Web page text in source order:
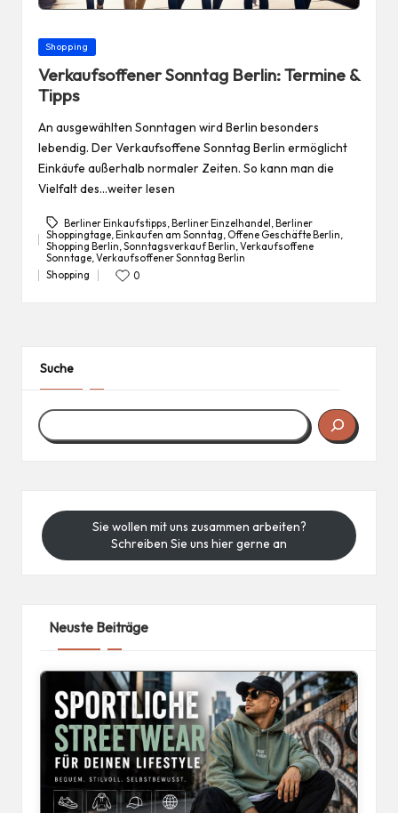
Posted
Shopping
Verkaufsoffener Sonntag Berlin: Termine &
Tipps
An ausgewählten Sonntagen wird Berlin besonders
lebendig. Der Verkaufsoffene Sonntag Berlin ermöglicht
Einkäufe außerhalb normaler Zeiten. So kann man die
Vielfalt des…weiter lesen
Tags:
Berliner Einkaufstipps Berliner Einzelhandel Berliner
Shoppingtage, Einkaufen am Sonntag Offene Geschäfte Berlin
Shopping Berlin Sonntagsverkauf Berlin Verkaufsoffene
Sonntage, Verkaufsoffener Sonntag Berlin
Posted
Shopping 0
Suche
Sie wollen mit uns zusammen arbeiten?
Schreiben Sie uns hier gerne an
Neuste Beiträge